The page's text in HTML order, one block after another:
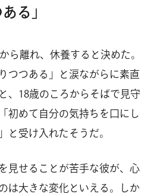
る」
ら離れ、休養すると決めた。
つつある」と涙ながらに素直
、18歳のころからそばで見守
初めて自分の気持ちを口にし
と受け入れたそうだ。
見せることが苦手な彼が、心
は大きな変化といえる。しか